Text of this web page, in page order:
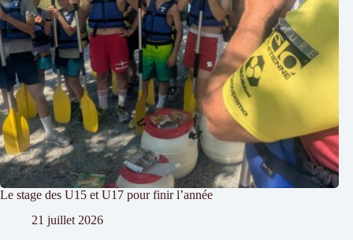
Le stage des U15 et U17 pour finir l’année
21 juillet 2026